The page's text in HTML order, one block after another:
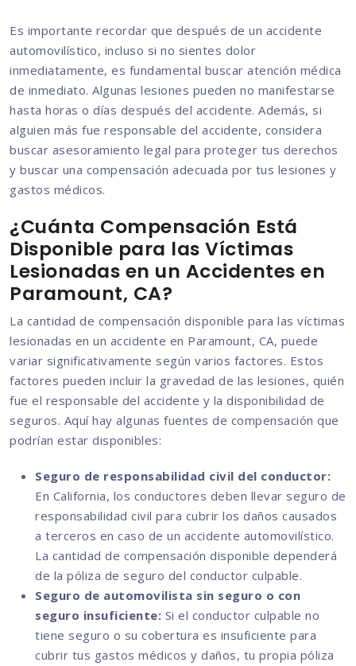
Es importante recordar que después de un accidente
automovilístico, incluso si no sientes dolor
inmediatamente, es fundamental buscar atención médica
de inmediato. Algunas lesiones pueden no manifestarse
hasta horas o días después del accidente. Además, si
alguien más fue responsable del accidente, considera
buscar asesoramiento legal para proteger tus derechos
y buscar una compensación adecuada por tus lesiones y
gastos médicos.
¿Cuánta Compensación Está
Disponible para las Víctimas
Lesionadas en un Accidentes en
Paramount, CA?
La cantidad de compensación disponible para las víctimas
lesionadas en un accidente en Paramount, CA, puede
variar significativamente según varios factores. Estos
factores pueden incluir la gravedad de las lesiones, quién
fue el responsable del accidente y la disponibilidad de
seguros. Aquí hay algunas fuentes de compensación que
podrían estar disponibles:
Seguro de responsabilidad civil del conductor:
En California, los conductores deben llevar seguro de
responsabilidad civil para cubrir los daños causados
a terceros en caso de un accidente automovilístico.
La cantidad de compensación disponible dependerá
de la póliza de seguro del conductor culpable.
Seguro de automovilista sin seguro o con
seguro insuficiente: Si el conductor culpable no
tiene seguro o su cobertura es insuficiente para
cubrir tus gastos médicos y daños, tu propia póliza